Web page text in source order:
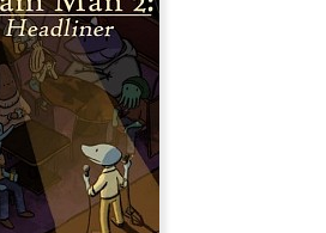
a Battle Brothel